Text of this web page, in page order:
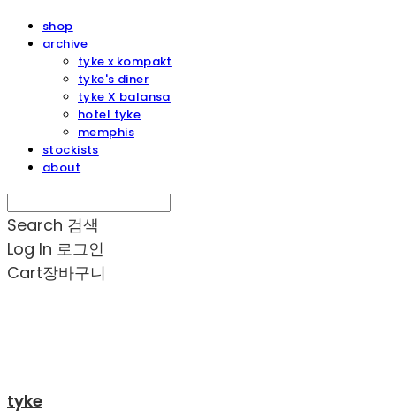
shop
archive
tyke x kompakt
tyke's diner
tyke X balansa
hotel tyke
memphis
stockists
about
Search 검색
Log In 로그인
Cart장바구니
tyke